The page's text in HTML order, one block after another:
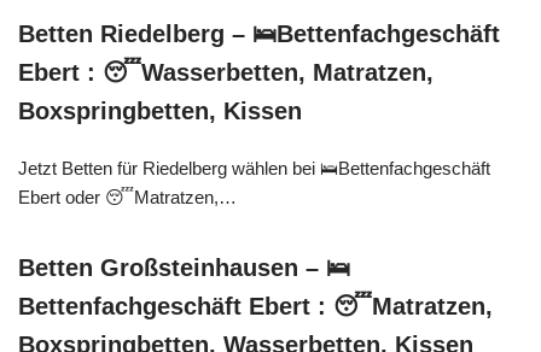
Betten Riedelberg – 🛌Bettenfachgeschäft
Ebert : 😴Wasserbetten, Matratzen,
Boxspringbetten, Kissen
Jetzt Betten für Riedelberg wählen bei 🛌Bettenfachgeschäft
Ebert oder 😴Matratzen,…
Betten Großsteinhausen – 🛌
Bettenfachgeschäft Ebert : 😴Matratzen,
Boxspringbetten, Wasserbetten, Kissen